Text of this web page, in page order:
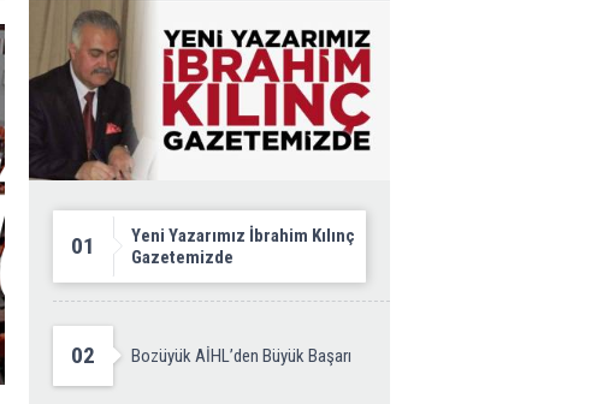
01
Yeni Yazarımız İbrahim Kılınç
Gazetemizde
02 Bozüyük AİHL’den Büyük Başarı